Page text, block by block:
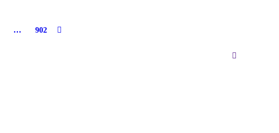
… 902